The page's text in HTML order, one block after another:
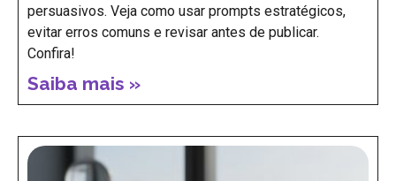
persuasivos. Veja como usar prompts estratégicos,
evitar erros comuns e revisar antes de publicar.
Confira!
Saiba mais »